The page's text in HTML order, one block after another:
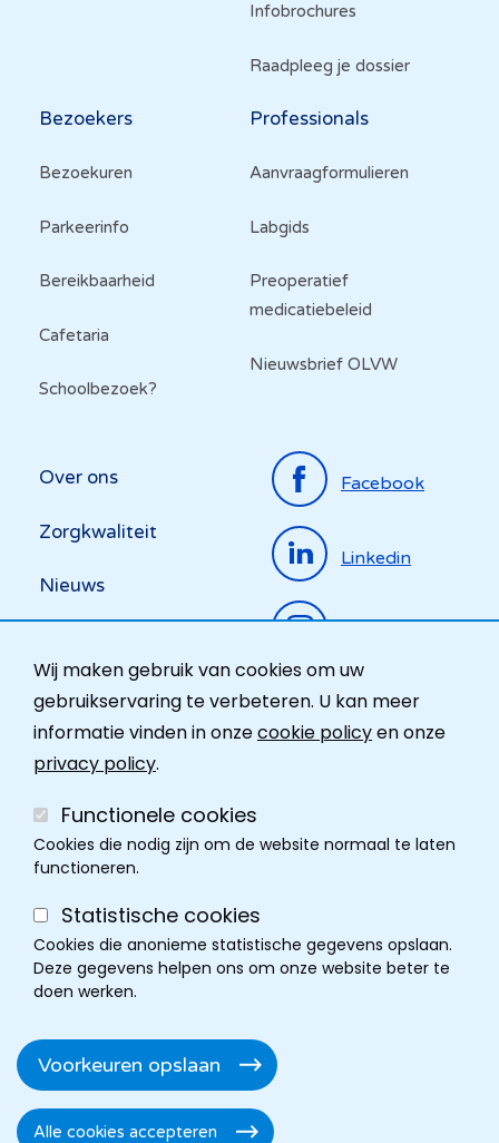
Wij maken gebruik van cookies om uw
gebruikservaring te verbeteren. U kan meer
informatie vinden in onzecookie policyen onze
privacy policy.
Functionele cookies
Cookies die nodig zijn om de website normaal te laten
functioneren.
Statistische cookies
Cookies die anonieme statistische gegevens opslaan.
Deze gegevens helpen ons om onze website beter te
doen werken.
Voorkeuren opslaan
Alle cookies accepteren
Toestemming
Infobrochures
Raadpleeg je dossier
Bezoekers
Bezoekuren
Parkeerinfo
Bereikbaarheid
Cafetaria
Schoolbezoek?
Professionals
Aanvraagformulieren
Labgids
Preoperatief
medicatiebeleid
Nieuwsbrief OLVW
Top
menu
Over ons
Zorgkwaliteit
Nieuws
Ombudsdienst
Facebook
Linkedin
Instagram
Footer
Toegankelijkheidsverklaring